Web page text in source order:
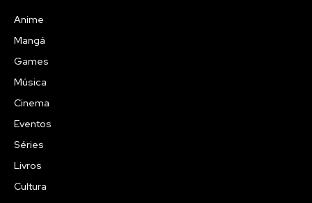
Anime
Mangá
Games
Música
Cinema
Eventos
Séries
Livros
Cultura